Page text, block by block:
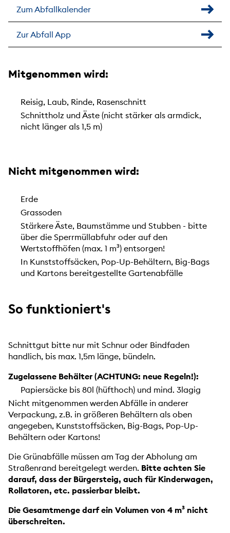
Zum Abfallkalender
Zur Abfall App
Mitgenommen wird:
Reisig, Laub, Rinde, Rasenschnitt
Schnittholz und Äste (nicht stärker als armdick,
nicht länger als 1,5 m)
Nicht mitgenommen wird:
Erde
Grassoden
Stärkere Äste, Baumstämme und Stubben - bitte
über die Sperrmüllabfuhr oder auf den
Wertstoffhöfen (max. 1 m³) entsorgen!
In Kunststoffsäcken, Pop-Up-Behältern, Big-Bags
und Kartons bereitgestellte Gartenabfälle
So funktioniert's
Schnittgut bitte nur mit Schnur oder Bindfaden
handlich, bis max. 1,5m länge, bündeln.
Zugelassene Behälter (ACHTUNG: neue Regeln!):
Papiersäcke bis 80l (hüfthoch) und mind. 3lagig
Nicht mitgenommen werden Abfälle in anderer
Verpackung, z.B. in größeren Behältern als oben
angegeben, Kunststoffsäcken, Big-Bags, Pop-Up-
Behältern oder Kartons!
Die Grünabfälle müssen am Tag der Abholung am
Straßenrand bereitgelegt werden. Bitte achten Sie
darauf, dass der Bürgersteig, auch für Kinderwagen,
Rollatoren, etc. passierbar bleibt.
Die Gesamtmenge darf ein Volumen von 4 m³ nicht
überschreiten.